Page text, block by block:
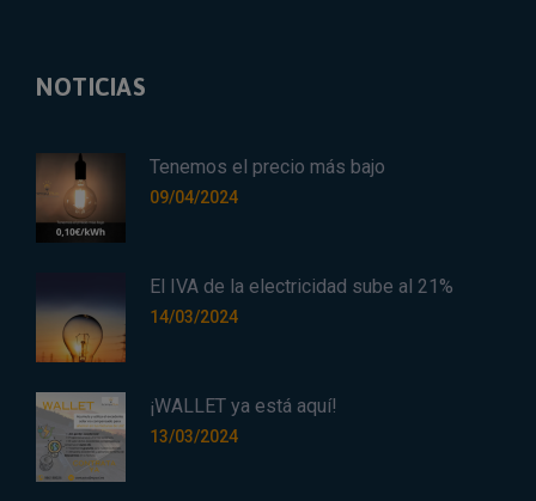
NOTICIAS
Tenemos el precio más bajo
09/04/2024
El IVA de la electricidad sube al 21%
14/03/2024
¡WALLET ya está aquí!
13/03/2024